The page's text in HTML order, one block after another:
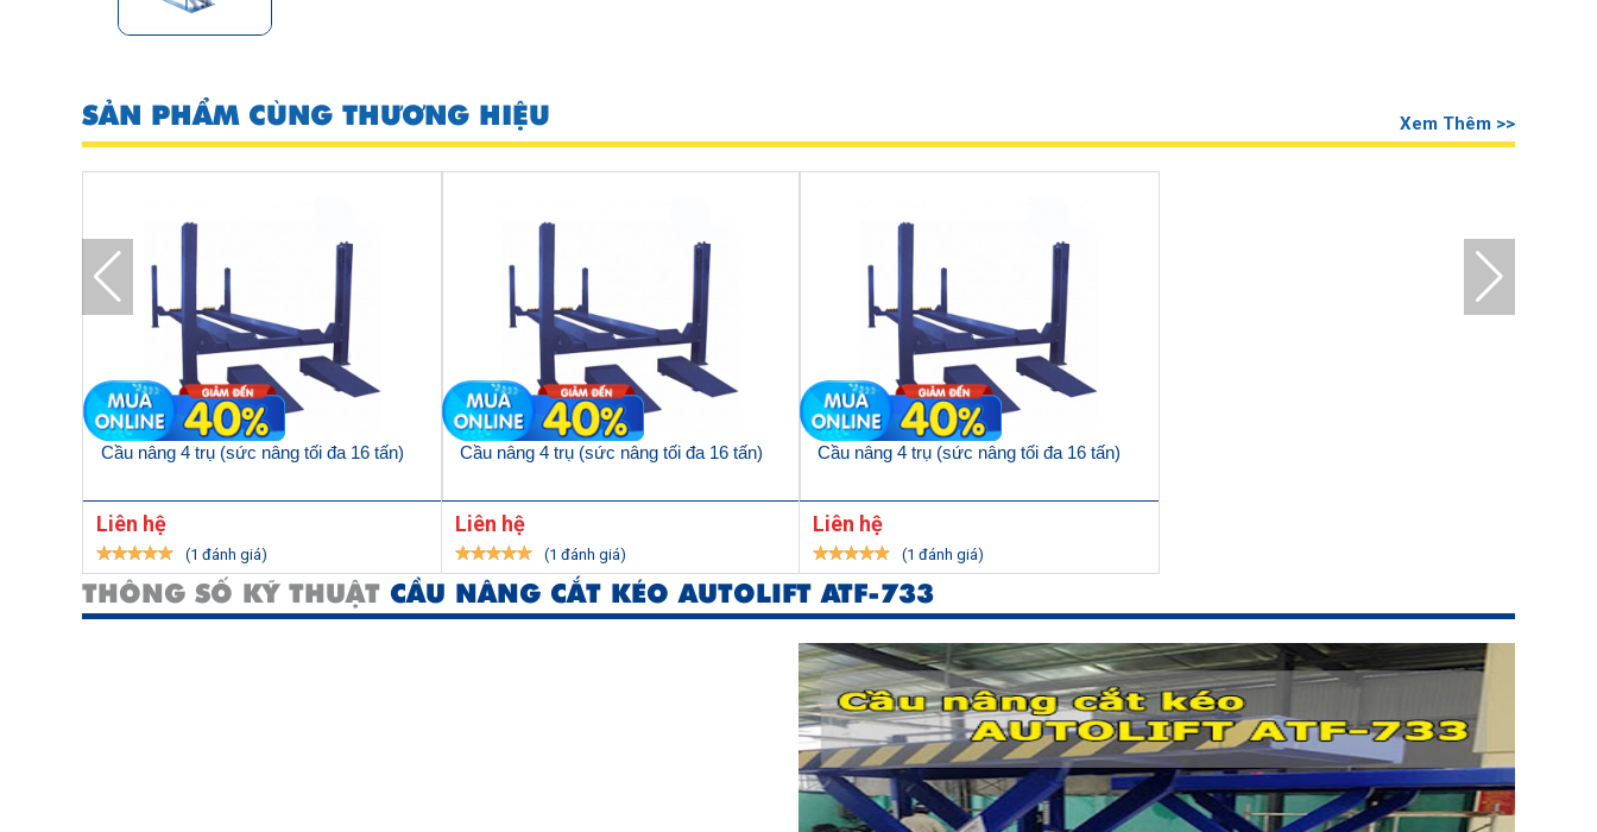
SẢN PHẨM CÙNG THƯƠNG HIỆU Xem Thêm >>
Cầu nâng 4 trụ (sức nâng tối đa 16 tấn)
Liên hệ
(1 đánh giá)
Cầu nâng 4 trụ (sức nâng tối đa 16 tấn)
Liên hệ
(1 đánh giá)
Cầu nâng 4 trụ (sức nâng tối đa 16 tấn)
Liên hệ
(1 đánh giá)
THÔNG SỐ KỸ THUẬT CẦU NÂNG CẮT KÉO AUTOLIFT ATF-733